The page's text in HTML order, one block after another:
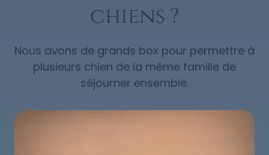
chiens ?
Nous avons de grands box pour permettre à
plusieurs chien de la même famille de
séjourner ensemble.